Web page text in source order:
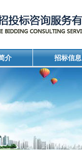
介 招标信息